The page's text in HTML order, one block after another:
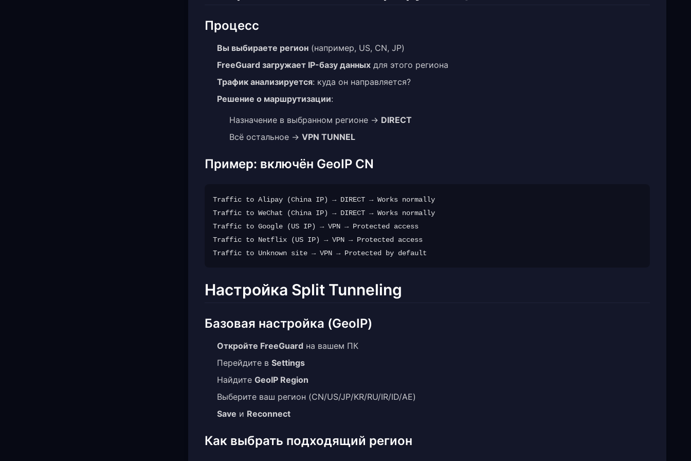
Процесс
Вы выбираете регион (например, US, CN, JP)
FreeGuard загружает IP-базу данных для этого региона
Трафик анализируется: куда он направляется?
Решение о маршрутизации:
Назначение в выбранном регионе → DIRECT
Всё остальное → VPN TUNNEL
Пример: включён GeoIP CN
Traffic to Alipay (China IP) → DIRECT → Works normally
Traffic to WeChat (China IP) → DIRECT → Works normally
Traffic to Google (US IP) → VPN → Protected access
Traffic to Netflix (US IP) → VPN → Protected access
Настройка Split Tunneling
Базовая настройка (GeoIP)
Откройте FreeGuard на вашем ПК
Перейдите в Settings
Найдите GeoIP Region
Выберите ваш регион (CN/US/JP/KR/RU/IR/ID/AE)
Save и Reconnect
Как выбрать подходящий регион